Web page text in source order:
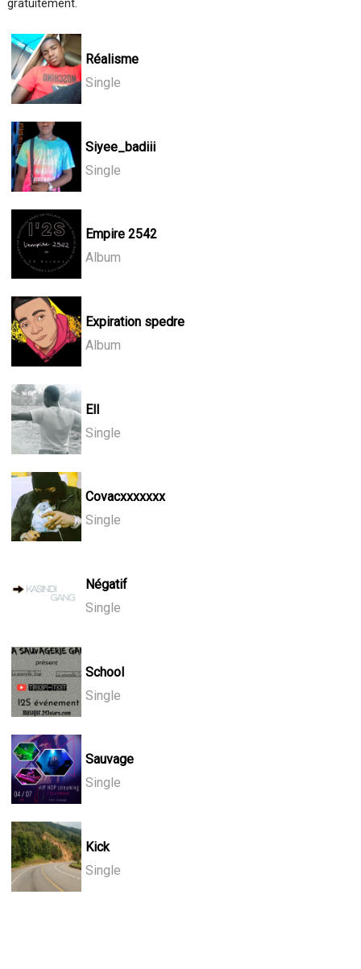
gratuitement.
Réalisme
Single
Siyee_badiii
Single
Empire 2542
Album
Expiration spedre
Album
Ell
Single
Covacxxxxxxx
Single
Négatif
Single
School
Single
Sauvage
Single
Kick
Single